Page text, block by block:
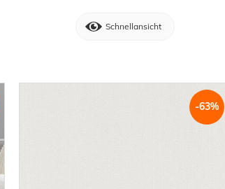
Schnellansicht
-63%